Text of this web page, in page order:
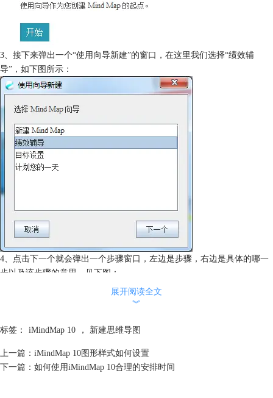
3、接下来弹出一个“使用向导新建”的窗口，在这里我们选择“绩效辅
导”，如下图所示：
4、点击下一个就会弹出一个步骤窗口，左边是步骤，右边是具体的哪一
步以及该步骤的意思，见下图：
展开阅读全文
︾
标签： iMindMap 10 ， 新建思维导图
上一篇： iMindMap 10图形样式如何设置
下一篇： 如何使用iMindMap 10合理的安排时间